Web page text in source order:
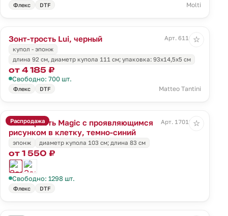
Флекс DTF Molti
Зонт-трость Lui, черный
Арт. 6116.30
купол - эпонж
длина 92 см, диаметр купола 111 см; упаковка: 93х14,5х5 см
от 4 185 ₽
Свободно: 700 шт.
Флекс DTF Matteo Tantini
☆
Распродажа
Зонт-трость Magic с проявляющимся
рисунком в клетку, темно-синий
Арт. 17012.40
эпонж диаметр купола 103 см; длина 83 см
от 1 550 ₽
Свободно: 1298 шт.
Флекс DTF
☆